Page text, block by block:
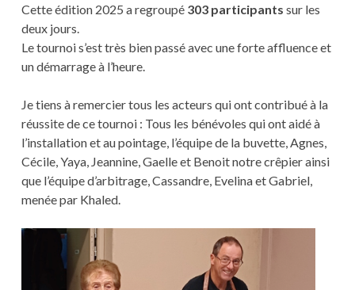
Cette édition 2025 a regroupé 303 participants sur les
deux jours.
Le tournoi s’est très bien passé avec une forte affluence et
un démarrage à l’heure.
Je tiens à remercier tous les acteurs qui ont contribué à la
réussite de ce tournoi : Tous les bénévoles qui ont aidé à
l’installation et au pointage, l’équipe de la buvette, Agnes,
Cécile, Yaya, Jeannine, Gaelle et Benoit notre crêpier ainsi
que l’équipe d’arbitrage, Cassandre, Evelina et Gabriel,
menée par Khaled.